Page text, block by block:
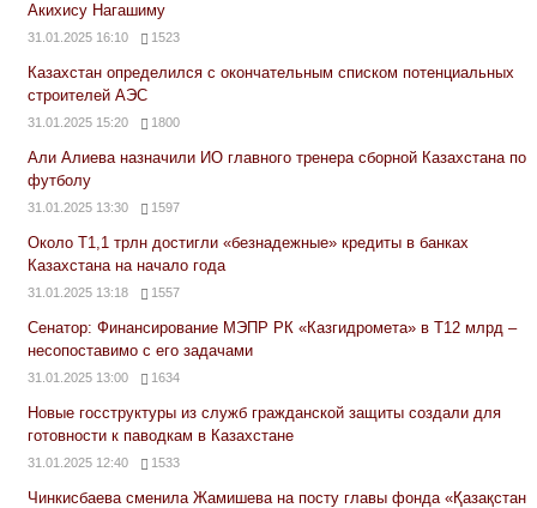
Акихису Нагашиму
31.01.2025 16:10 1523
Казахстан определился с окончательным списком потенциальных
строителей АЭС
31.01.2025 15:20 1800
Али Алиева назначили ИО главного тренера сборной Казахстана по
футболу
31.01.2025 13:30 1597
Около Т1,1 трлн достигли «безнадежные» кредиты в банках
Казахстана на начало года
31.01.2025 13:18 1557
Сенатор: Финансирование МЭПР РК «Казгидромета» в Т12 млрд –
несопоставимо с его задачами
31.01.2025 13:00 1634
Новые госструктуры из служб гражданской защиты создали для
готовности к паводкам в Казахстане
31.01.2025 12:40 1533
Чинкисбаева сменила Жамишева на посту главы фонда «Қазақстан